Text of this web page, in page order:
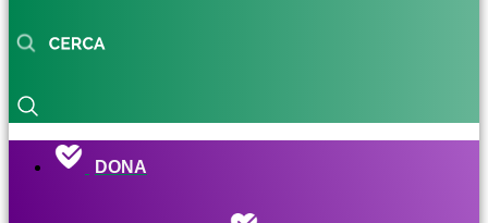
DONA